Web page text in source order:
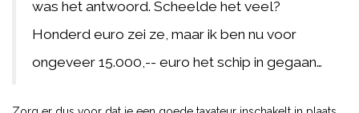
was het antwoord. Scheelde het veel?
Honderd euro zei ze, maar ik ben nu voor
ongeveer 15.000,-- euro het schip in gegaan…